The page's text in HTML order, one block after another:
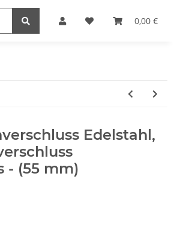
0,00 €
Haushaltswaren
Edelstahl,
- (55 mm)